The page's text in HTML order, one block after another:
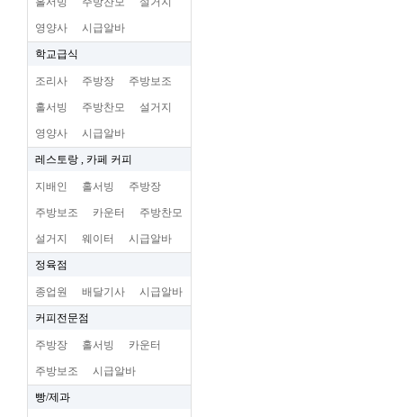
영양사 시급알바
학교급식
조리사 주방장 주방보조
홀서빙 주방찬모 설거지
영양사 시급알바
레스토랑 , 카페 커피
지배인 홀서빙 주방장
주방보조 카운터 주방찬모
설거지 웨이터 시급알바
정육점
종업원 배달기사 시급알바
커피전문점
주방장 홀서빙 카운터
주방보조 시급알바
빵/제과